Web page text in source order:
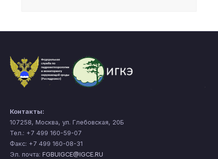
Контакты:
107258, Москва, ул. Глебовская, 20Б
Тел.: +7 499 160-59-07
Факс: +7 499 160-08-31
Эл. почта: FGBUIGCE@IGCE.RU